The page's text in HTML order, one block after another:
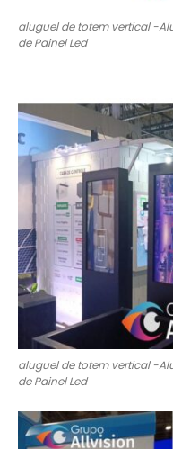
aluguel de totem vertical -
de Painel Led
aluguel de totem vertical -
de Painel Led